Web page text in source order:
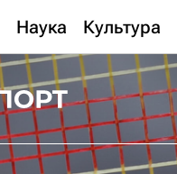
Наука Культура